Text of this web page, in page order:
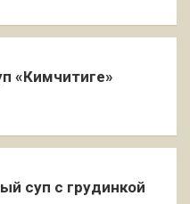
«Кимчитиге»
суп с грудинкой